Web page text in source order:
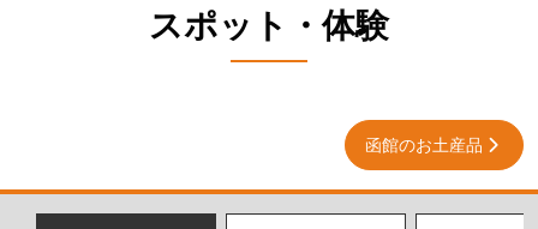
スポット・体験
函館のお土産品